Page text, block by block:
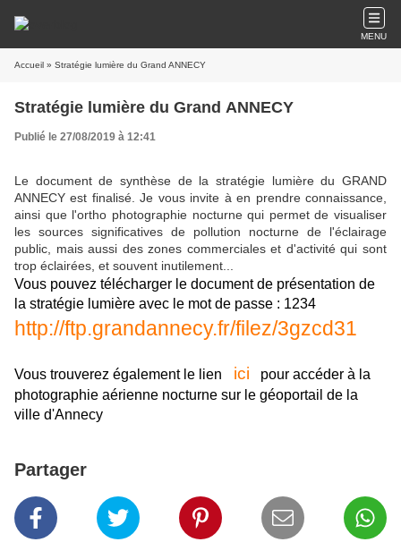
MENU
Accueil » Stratégie lumière du Grand ANNECY
Stratégie lumière du Grand ANNECY
Publié le 27/08/2019 à 12:41
Le document de synthèse de la stratégie lumière du GRAND
ANNECY est finalisé. Je vous invite à en prendre connaissance,
ainsi que l'ortho photographie nocturne qui permet de visualiser
les sources significatives de pollution nocturne de l'éclairage
public, mais aussi des zones commerciales et d'activité qui sont
trop éclairées, et souvent inutilement...
Vous pouvez télécharger le document de présentation de
la stratégie lumière avec le mot de passe : 1234
http://ftp.grandannecy.fr/filez/3gzcd31
Vous trouverez également le lien ici pour accéder à la
photographie aérienne nocturne sur le géoportail de la
ville d'Annecy
Partager